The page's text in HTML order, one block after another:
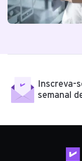
Inscreva-
semanal